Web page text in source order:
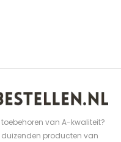
van A-kwaliteit?
producten van